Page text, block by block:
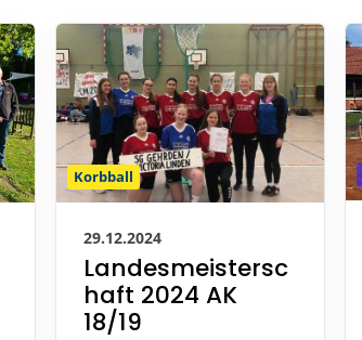
Korbball
29.12.2024
Landesmeistersc
haft 2024 AK
18/19